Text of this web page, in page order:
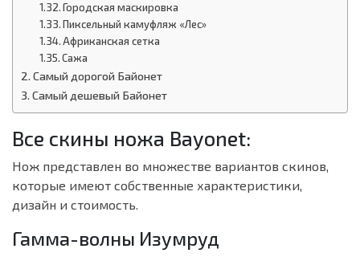
Городская маскировка
Пиксельный камуфляж «Лес»
Африканская сетка
Сажа
Самый дорогой Байонет
Самый дешевый Байонет
Все скины ножа Bayonet:
Нож представлен во множестве вариантов скинов,
которые имеют собственные характеристики,
дизайн и стоимость.
Гамма-волны Изумруд